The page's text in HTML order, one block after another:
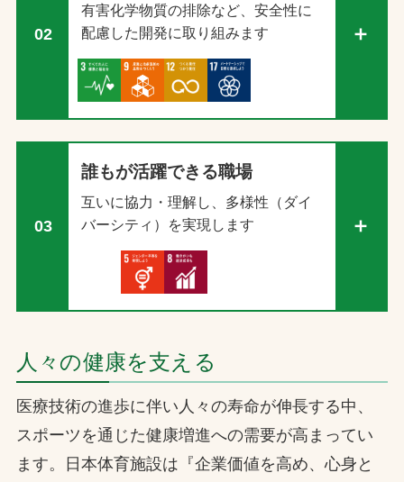
02
有害化学物質の排除など、安全性に
配慮した開発に取り組みます
03
誰もが活躍できる職場
互いに協力・理解し、多様性（ダイ
バーシティ）を実現します
人々の健康を支える
医療技術の進歩に伴い人々の寿命が伸長する中、
スポーツを通じた健康増進への需要が高まってい
ます。日本体育施設は『企業価値を高め、心身と